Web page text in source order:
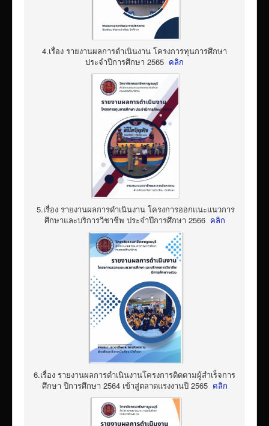
4.เรื่อง รายงานผลการดำเนินงาน โครงการทุนการศึกษา
ประจำปีการศึกษา 2565 คลิก
5.เรื่อง รายงานผลการดำเนินงาน โครงการออกแนะแนวการ
ศึกษาและบริการวิชาชีพ ประจำปีการศึกษา 2566 คลิก
6.เรื่อง รายงานผลการดำเนินงานโครงการติดตามผู้สำเร็จการ
ศึกษา ปีการศึกษา 2564 เข้าสู่ตลาดแรงงานปี 2565 คลิก